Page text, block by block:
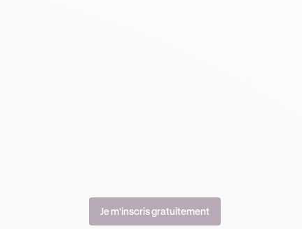
Je m'inscris gratuitement